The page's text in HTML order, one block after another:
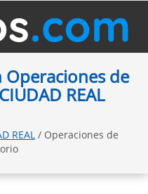
Operaciones de
REAL
REAL / Operaciones de